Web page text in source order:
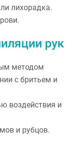
лихорадка.
рук
методом
с бритьем и
воздействия и
и рубцов.